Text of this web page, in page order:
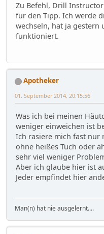
Zu Befehl, Drill
für den Tipp. Ich werde
wechseln, hat ja gestern
funktioniert.
Apotheker
01. September 2014, 20:15:56
Was ich bei meinen
weniger einweichen ist
Ich rasiere mich fast nur
ohne heißes Tuch oder
sehr viel weniger
Aber ich glaube hier ist
Jeder empfindet hier
Man(n) hat nie ausgelernt....